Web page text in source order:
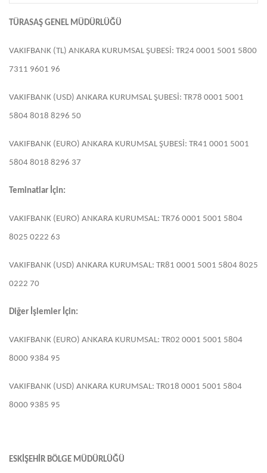
TÜRASAŞ GENEL MÜDÜRLÜĞÜ
VAKIFBANK (TL) ANKARA KURUMSAL ŞUBESİ: TR24 0001 5001 5800
7311 9601 96
VAKIFBANK (USD) ANKARA KURUMSAL ŞUBESİ: TR78 0001 5001
5804 8018 8296 50
VAKIFBANK (EURO) ANKARA KURUMSAL ŞUBESİ: TR41 0001 5001
5804 8018 8296 37
Teminatlar İçin:
VAKIFBANK (EURO) ANKARA KURUMSAL: TR76 0001 5001 5804
8025 0222 63
VAKIFBANK (USD) ANKARA KURUMSAL: TR81 0001 5001 5804 8025
0222 70
Diğer İşlemler İçin:
VAKIFBANK (EURO) ANKARA KURUMSAL: TR02 0001 5001 5804
8000 9384 95
VAKIFBANK (USD) ANKARA KURUMSAL: TR018 0001 5001 5804
8000 9385 95
ESKİŞEHİR BÖLGE MÜDÜRLÜĞÜ